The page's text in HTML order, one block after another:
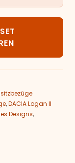
II Menge
,DACIA Logan II
Designs,